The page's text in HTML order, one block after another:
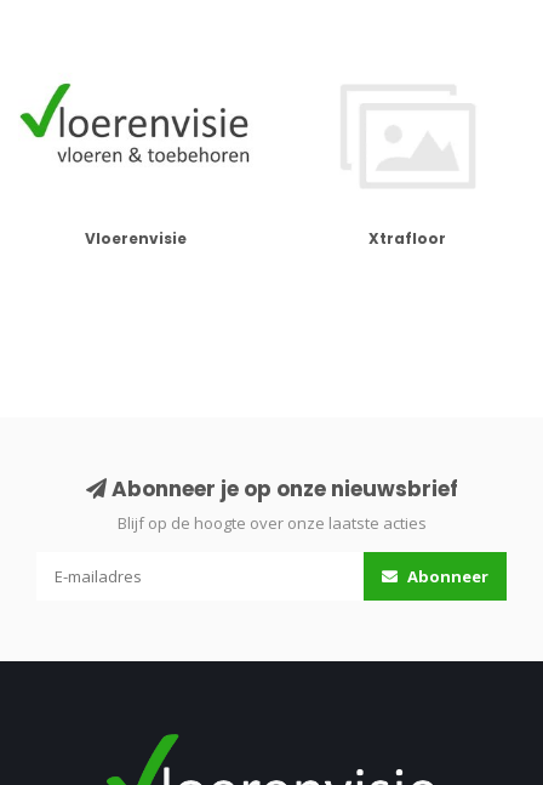
Vloerenvisie Xtrafloor
Abonneer je op onze nieuwsbrief
Blijf op de hoogte over onze laatste acties
Abonneer